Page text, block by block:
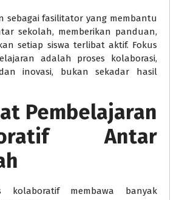
sebagai fasilitator yang membantu
sekolah, memberikan panduan,
setiap siswa terlibat aktif. Fokus
adalah proses kolaborasi,
inovasi, bukan sekadar hasil
Pembelajaran
Antar
kolaboratif membawa banyak